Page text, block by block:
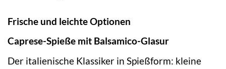
Frische und leichte Optionen
Caprese-Spieße mit Balsamico-Glasur
Der italienische Klassiker in Spießform: kleine